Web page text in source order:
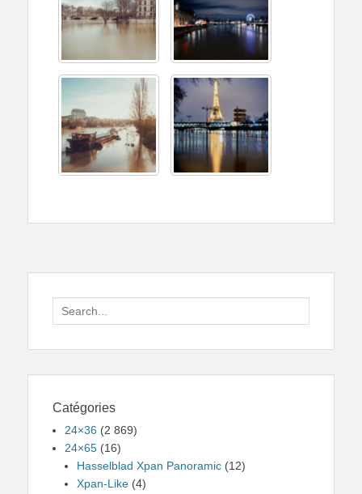
Search
for:
Catégories
24×36 (2 869)
24×65 (16)
Hasselblad Xpan Panoramic (12)
Xpan-Like (4)